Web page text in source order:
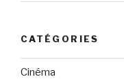
CATÉGORIES
Cinéma